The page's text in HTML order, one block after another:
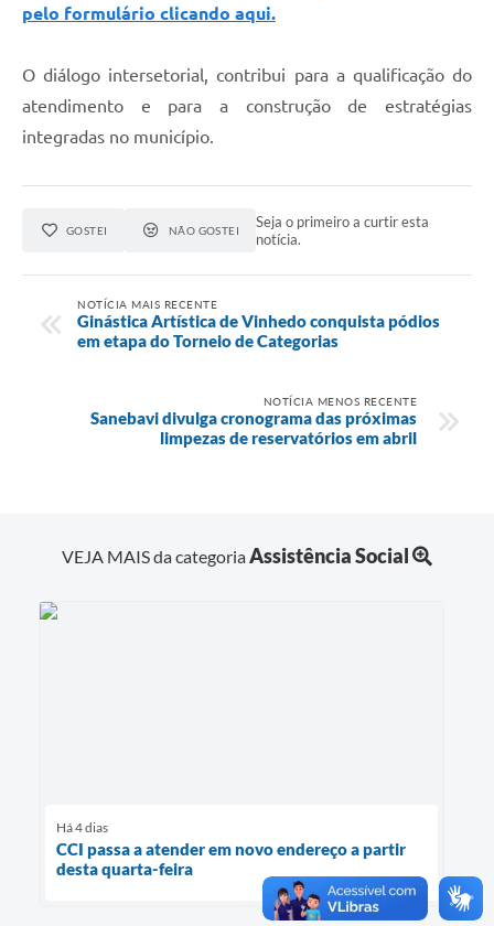
pelo formulário clicando aqui.
O diálogo intersetorial, contribui para a qualificação do
atendimento e para a construção de estratégias
integradas no município.
GOSTEI NÃO GOSTEI
Seja o primeiro a curtir esta
notícia.
NOTÍCIA MAIS RECENTE
Ginástica Artística de Vinhedo conquista pódios
em etapa do Torneio de Categorias
NOTÍCIA MENOS RECENTE
Sanebavi divulga cronograma das próximas
limpezas de reservatórios em abril
VEJA MAIS da categoriaAssistência Social
Há 4 dias
CCI passa a atender em novo endereço a partir
desta quarta-feira